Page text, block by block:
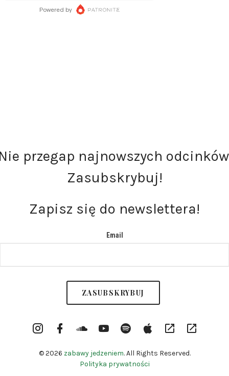
przegap najnowszych
Zasubskrybuj!
Zapisz się do newslettera!
Email
Instargram
Profile
Soundcloud
YouTube
Channel
Spotify itunes RSS
© 2026 zabawy jedzeniem. All Rights Reserved.
Polityka prywatności